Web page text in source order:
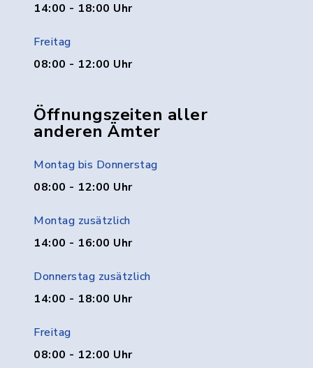
14:00 - 18:00 Uhr
Freitag
08:00 - 12:00 Uhr
Öffnungszeiten aller
anderen Ämter
Montag bis Donnerstag
08:00 - 12:00 Uhr
Montag zusätzlich
14:00 - 16:00 Uhr
Donnerstag zusätzlich
14:00 - 18:00 Uhr
Freitag
08:00 - 12:00 Uhr